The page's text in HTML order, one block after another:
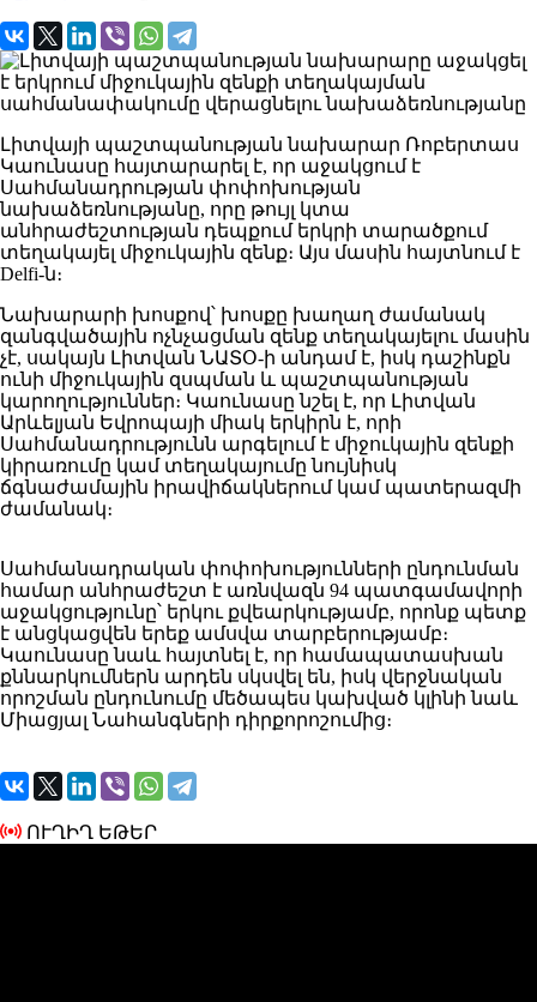
Լիտվայի պաշտպանության նախարար Ռոբերտաս
Կաունասը հայտարարել է, որ աջակցում է
Սահմանադրության փոփոխության
նախաձեռնությանը, որը թույլ կտա
անհրաժեշտության դեպքում երկրի տարածքում
տեղակայել միջուկային զենք։ Այս մասին հայտնում է
Delfi-ն։
Նախարարի խոսքով՝ խոսքը խաղաղ ժամանակ
զանգվածային ոչնչացման զենք տեղակայելու մասին
չէ, սակայն Լիտվան ՆԱՏՕ-ի անդամ է, իսկ դաշինքն
ունի միջուկային զսպման և պաշտպանության
կարողություններ։ Կաունասը նշել է, որ Լիտվան
Արևելյան Եվրոպայի միակ երկիրն է, որի
Սահմանադրությունն արգելում է միջուկային զենքի
կիրառումը կամ տեղակայումը նույնիսկ
ճգնաժամային իրավիճակներում կամ պատերազմի
ժամանակ։
Սահմանադրական փոփոխությունների ընդունման
համար անհրաժեշտ է առնվազն 94 պատգամավորի
աջակցությունը՝ երկու քվեարկությամբ, որոնք պետք
է անցկացվեն երեք ամսվա տարբերությամբ։
Կաունասը նաև հայտնել է, որ համապատասխան
քննարկումներն արդեն սկսվել են, իսկ վերջնական
որոշման ընդունումը մեծապես կախված կլինի նաև
Միացյալ Նահանգների դիրքորոշումից։
ՈՒՂԻՂ ԵԹԵՐ